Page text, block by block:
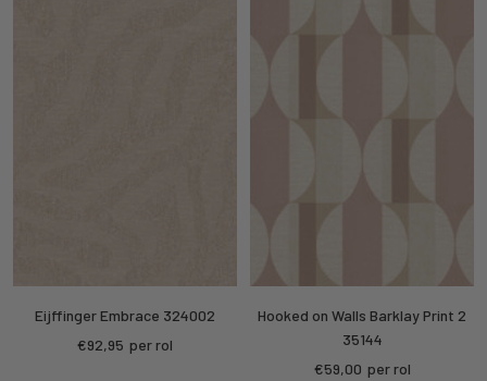
Eijffinger Embrace 324002
Sale
€92,95 per rol
Hooked on Walls Barklay Print 2
35144
Sale
€59,00 per rol